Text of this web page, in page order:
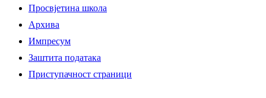
Просвјетина школа
Архива
Импресум
Заштита података
Приступачност страници